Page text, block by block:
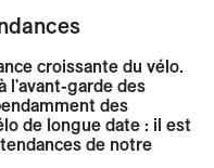
croissante du vélo.
l'avant-garde des
des
de longue date : il est
de notre